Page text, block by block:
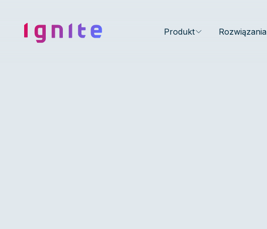
Ignite • Video Experience Cloud Produkt Rozwiązania